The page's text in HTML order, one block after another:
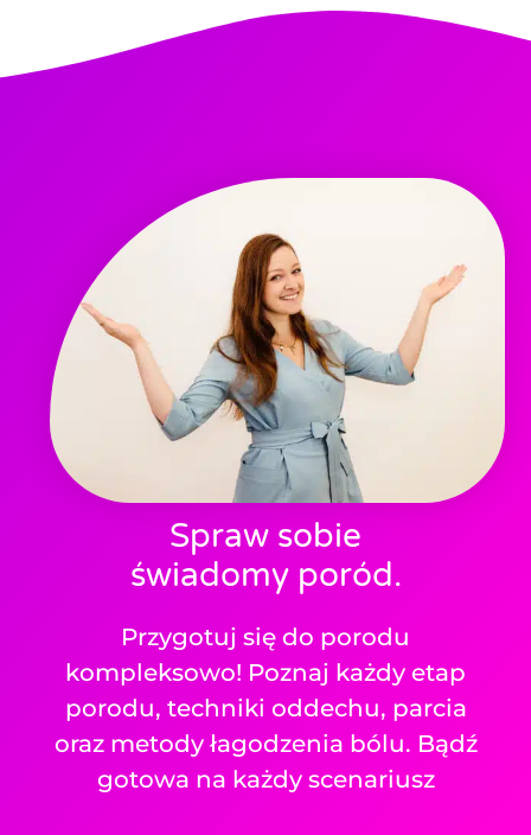
Spraw sobie
świadomy poród.
Przygotuj się do porodu
kompleksowo! Poznaj każdy etap
porodu, techniki oddechu, parcia
oraz metody łagodzenia bólu. Bądź
gotowa na każdy scenariusz